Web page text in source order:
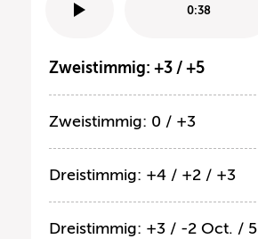
0:38
Zweistimmig: +3 / +5
Zweistimmig: 0 / +3
Dreistimmig: +4 / +2 / +3
Dreistimmig: +3 / -2 Oct. / 5